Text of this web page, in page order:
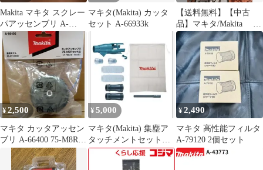
Makita マキタ スクレー
パアッセンブリ A-
68155 2個セット
マキタ(Makita) カッタ
セット A-66933k
【送料無料】【中古
品】マキタ/Makita A-
75079 角度変更アタ
ッチメント【ハンズク
ラフト島根出雲】
¥2,500
マキタ カッタアッセン
ブリ A-66400 75-M8Rセ
ット品 MUR100D
¥ 5,000
マキタ(Makita) 集塵ア
タッチメントセット品
196860-7
¥2,490
マキタ 高性能フィルタ
A-79120 2個セット